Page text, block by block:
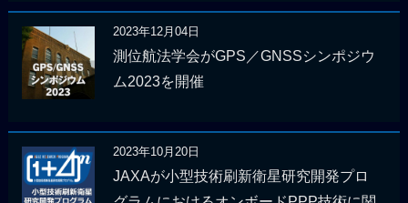
2023年12月04日
測位航法学会がGPS／GNSSシンポジウ
ム2023を開催
2023年10月20日
JAXAが小型技術刷新衛星研究開発プロ